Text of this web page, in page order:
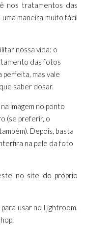
nos tratamentos das
maneira muito fácil
nossa vida: o
das fotos
perfeita, mas vale
saber dosar.
imagem no ponto
(se preferir, o
Depois, basta
na pele da foto
no site do próprio
usar no Lightroom.